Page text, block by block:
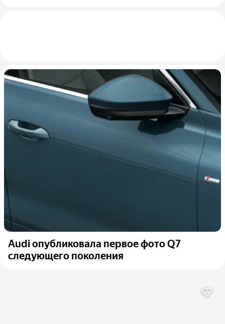
Audi опубликовала первое фото Q7
следующего поколения